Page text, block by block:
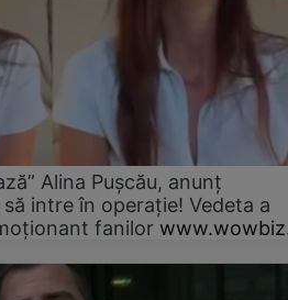
Alina Pușcău, anunț
intre în operație! Vedeta a
fanilor